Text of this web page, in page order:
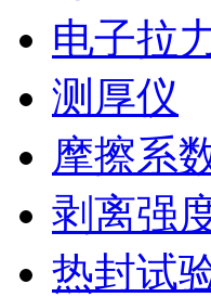
电子拉
测厚仪
摩擦系
剥离强
热封试